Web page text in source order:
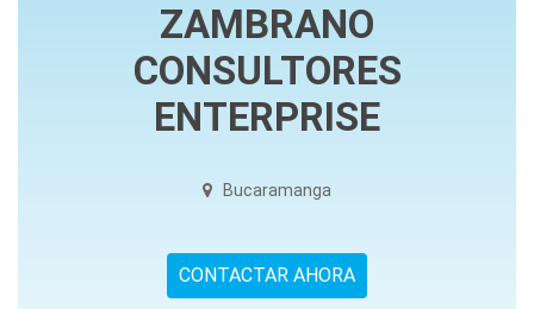
ZAMBRANO
CONSULTORES
ENTERPRISE
Bucaramanga
CONTACTAR AHORA